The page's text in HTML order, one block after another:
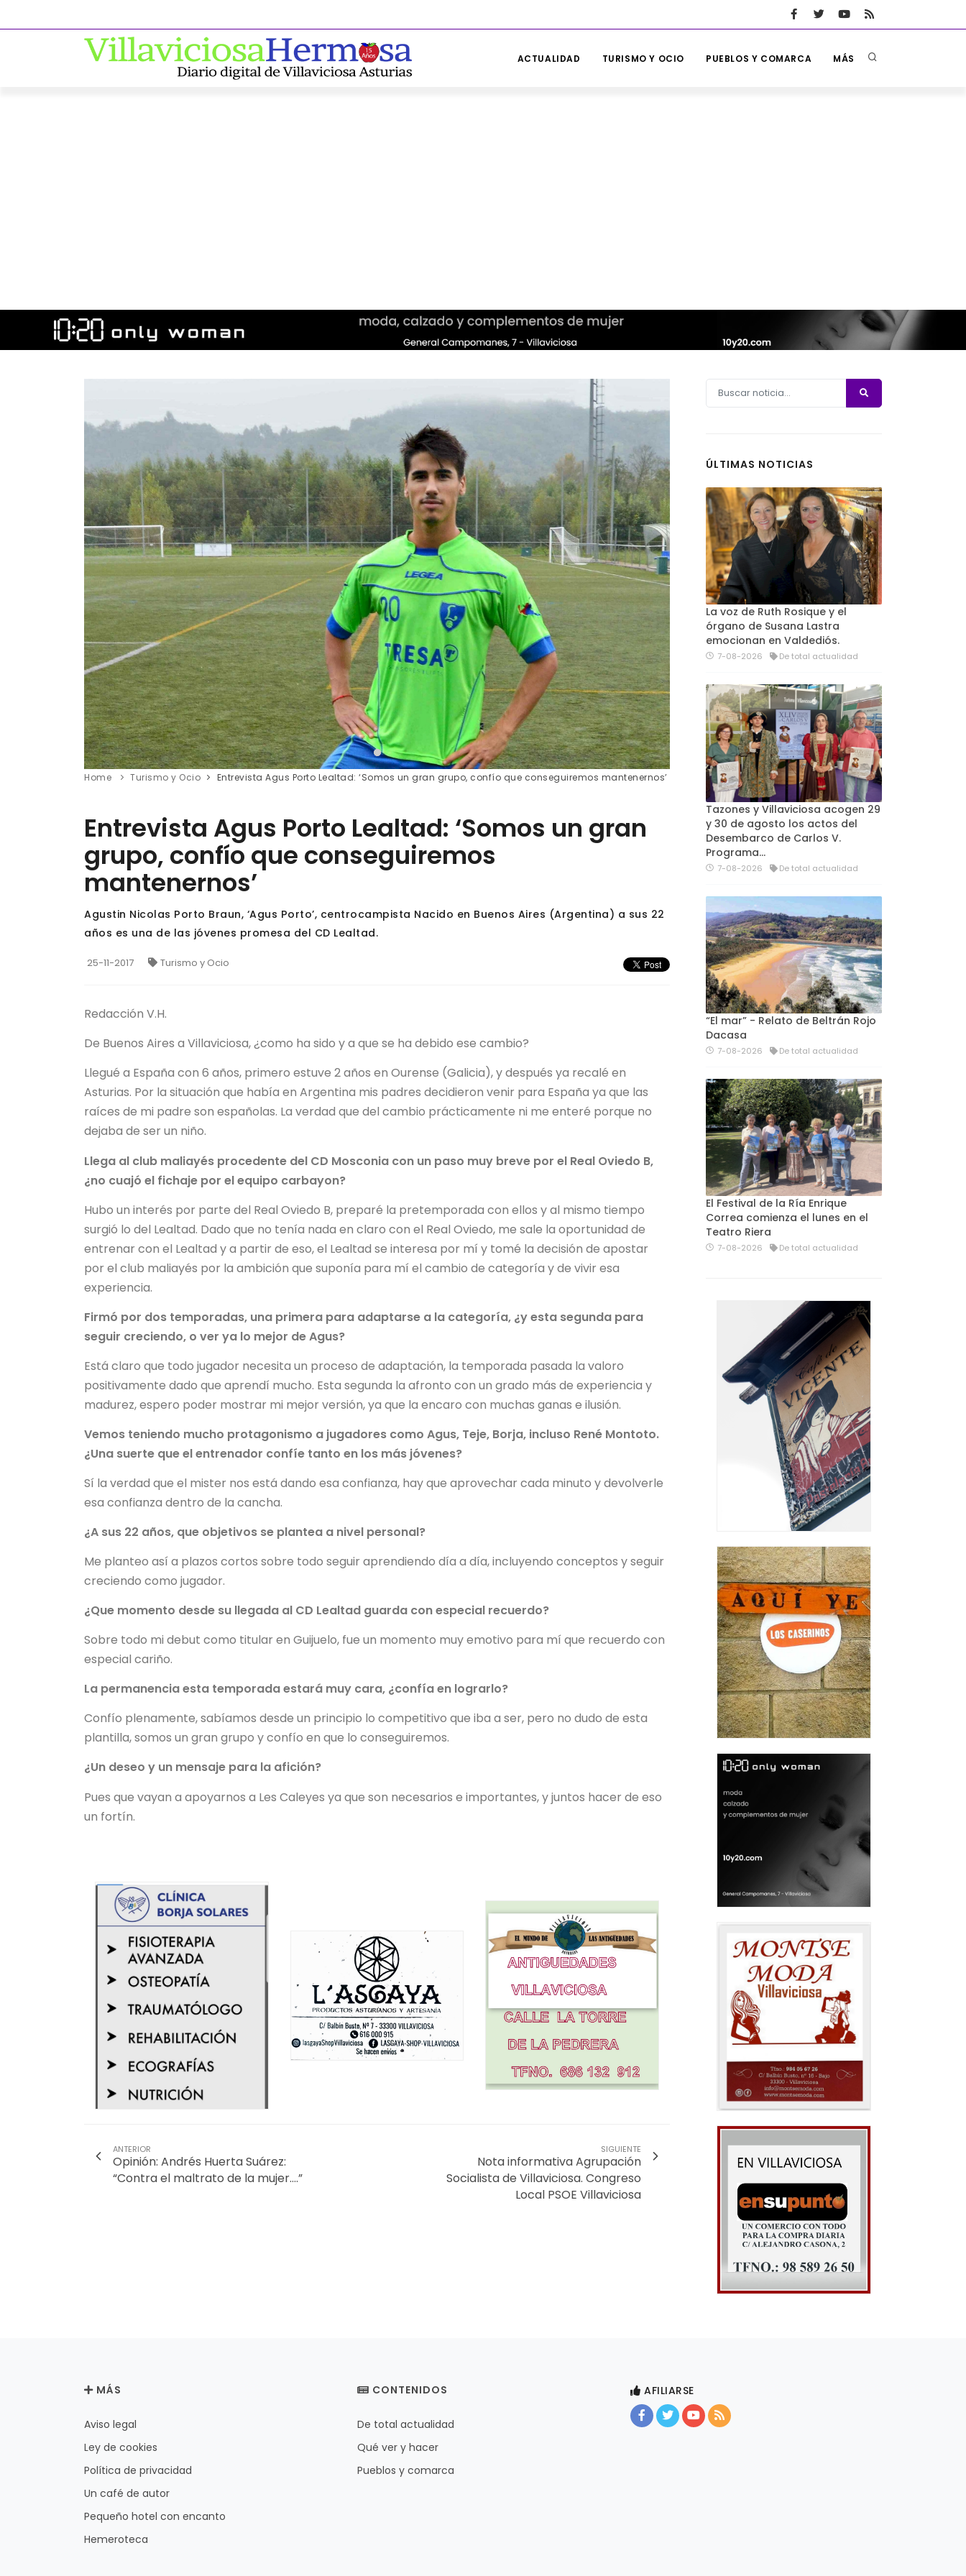
ACTUALIDAD TURISMO Y OCIO PUEBLOS Y COMARCA MÁS
Home Turismo y Ocio Entrevista Agus Porto Lealtad: ‘Somos un gran grupo, confío que conseguiremos mantenernos’
Entrevista Agus Porto Lealtad: ‘Somos un gran
grupo, confío que conseguiremos
mantenernos’
Agustin Nicolas Porto Braun, ‘Agus Porto’, centrocampista Nacido en Buenos Aires (Argentina) a sus 22
años es una de las jóvenes promesa del CD Lealtad.
25-11-2017 Turismo y Ocio
Redacción V.H.
De Buenos Aires a Villaviciosa, ¿como ha sido y a que se ha debido ese cambio?
Llegué a España con 6 años, primero estuve 2 años en Ourense (Galicia), y después ya recalé en
Asturias. Por la situación que había en Argentina mis padres decidieron venir para España ya que las
raíces de mi padre son españolas. La verdad que del cambio prácticamente ni me enteré porque no
dejaba de ser un niño.
Llega al club maliayés procedente del CD Mosconia con un paso muy breve por el Real Oviedo B,
¿no cuajó el fichaje por el equipo carbayon?
Hubo un interés por parte del Real Oviedo B, preparé la pretemporada con ellos y al mismo tiempo
surgió lo del Lealtad. Dado que no tenía nada en claro con el Real Oviedo, me sale la oportunidad de
entrenar con el Lealtad y a partir de eso, el Lealtad se interesa por mí y tomé la decisión de apostar
por el club maliayés por la ambición que suponía para mí el cambio de categoría y de vivir esa
experiencia.
Firmó por dos temporadas, una primera para adaptarse a la categoría, ¿y esta segunda para
seguir creciendo, o ver ya lo mejor de Agus?
Está claro que todo jugador necesita un proceso de adaptación, la temporada pasada la valoro
positivamente dado que aprendí mucho. Esta segunda la afronto con un grado más de experiencia y
madurez, espero poder mostrar mi mejor versión, ya que la encaro con muchas ganas e ilusión.
Vemos teniendo mucho protagonismo a jugadores como Agus, Teje, Borja, incluso René Montoto.
¿Una suerte que el entrenador confíe tanto en los más jóvenes?
Sí la verdad que el mister nos está dando esa confianza, hay que aprovechar cada minuto y devolverle
esa confianza dentro de la cancha.
¿A sus 22 años, que objetivos se plantea a nivel personal?
Me planteo así a plazos cortos sobre todo seguir aprendiendo día a día, incluyendo conceptos y seguir
creciendo como jugador.
¿Que momento desde su llegada al CD Lealtad guarda con especial recuerdo?
Sobre todo mi debut como titular en Guijuelo, fue un momento muy emotivo para mí que recuerdo con
especial cariño.
La permanencia esta temporada estará muy cara, ¿confía en lograrlo?
Confío plenamente, sabíamos desde un principio lo competitivo que iba a ser, pero no dudo de esta
plantilla, somos un gran grupo y confío en que lo conseguiremos.
¿Un deseo y un mensaje para la afición?
Pues que vayan a apoyarnos a Les Caleyes ya que son necesarios e importantes, y juntos hacer de eso
un fortín.
ANTERIOR
Opinión: Andrés Huerta Suárez:
“Contra el maltrato de la mujer….”
SIGUIENTE
Nota informativa Agrupación
Socialista de Villaviciosa. Congreso
Local PSOE Villaviciosa
ÚLTIMAS NOTICIAS
La voz de Ruth Rosique y el
órgano de Susana Lastra
emocionan en Valdediós.
7-08-2026 De total actualidad
Tazones y Villaviciosa acogen 29
y 30 de agosto los actos del
Desembarco de Carlos V.
Programa…
7-08-2026 De total actualidad
“El mar” - Relato de Beltrán Rojo
Dacasa
7-08-2026 De total actualidad
El Festival de la Ría Enrique
Correa comienza el lunes en el
Teatro Riera
7-08-2026 De total actualidad
MÁS
Aviso legal
Ley de cookies
Política de privacidad
Un café de autor
Pequeño hotel con encanto
Hemeroteca
CONTENIDOS
De total actualidad
Qué ver y hacer
Pueblos y comarca
AFILIARSE